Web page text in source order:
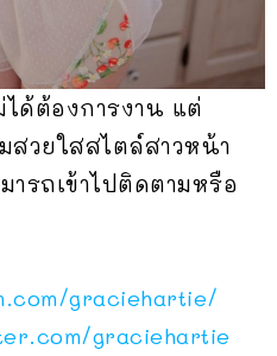
ด้ต้องการงาน แต่
สวยใสสไตล์สาวหน้า
รถเข้าไปติดตามหรือ
graciehartie/
graciehartie